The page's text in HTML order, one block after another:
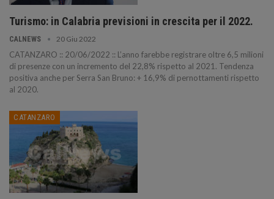
Turismo: in Calabria previsioni in crescita per il 2022.
CALNEWS 20 Giu 2022
CATANZARO :: 20/06/2022 :: L’anno farebbe registrare oltre 6,5 milioni
di presenze con un incremento del 22,8% rispetto al 2021. Tendenza
positiva anche per Serra San Bruno: + 16,9% di pernottamenti rispetto
al 2020.
CATANZARO